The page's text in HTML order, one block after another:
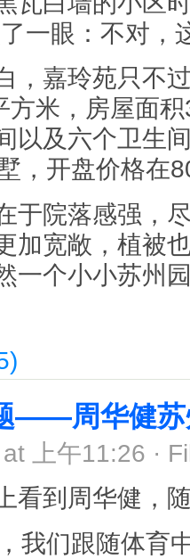
一眼：不对，
，嘉玲苑只不
方米，房屋面
以及六个卫生
，开盘价格在
于院落感强，
加宽敞，植被
一个小小苏州
——周华健苏
上午11:26 ·
看到周华健，
我们跟随体育